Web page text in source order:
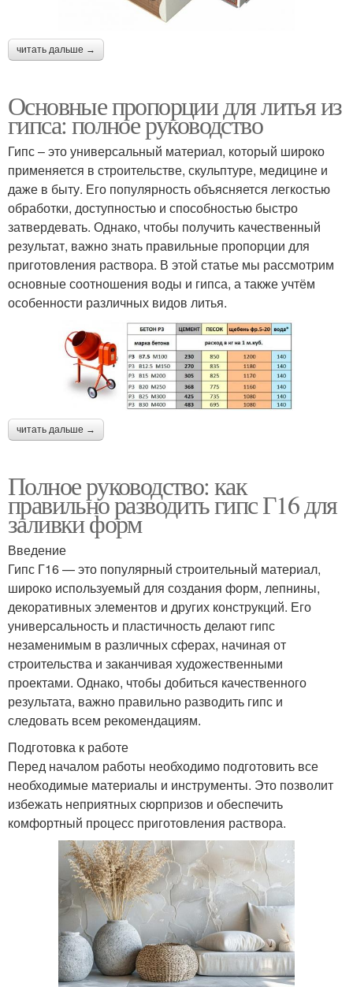
читать дальше →
Основные пропорции для литья из
гипса: полное руководство
Гипс – это универсальный материал, который широко
применяется в строительстве, скульптуре, медицине и
даже в быту. Его популярность объясняется легкостью
обработки, доступностью и способностью быстро
затвердевать. Однако, чтобы получить качественный
результат, важно знать правильные пропорции для
приготовления раствора. В этой статье мы рассмотрим
основные соотношения воды и гипса, а также учтём
особенности различных видов литья.
читать дальше →
Полное руководство: как
правильно разводить гипс Г16 для
заливки форм
Введение
Гипс Г16 — это популярный строительный материал,
широко используемый для создания форм, лепнины,
декоративных элементов и других конструкций. Его
универсальность и пластичность делают гипс
незаменимым в различных сферах, начиная от
строительства и заканчивая художественными
проектами. Однако, чтобы добиться качественного
результата, важно правильно разводить гипс и
следовать всем рекомендациям.
Подготовка к работе
Перед началом работы необходимо подготовить все
необходимые материалы и инструменты. Это позволит
избежать неприятных сюрпризов и обеспечить
комфортный процесс приготовления раствора.